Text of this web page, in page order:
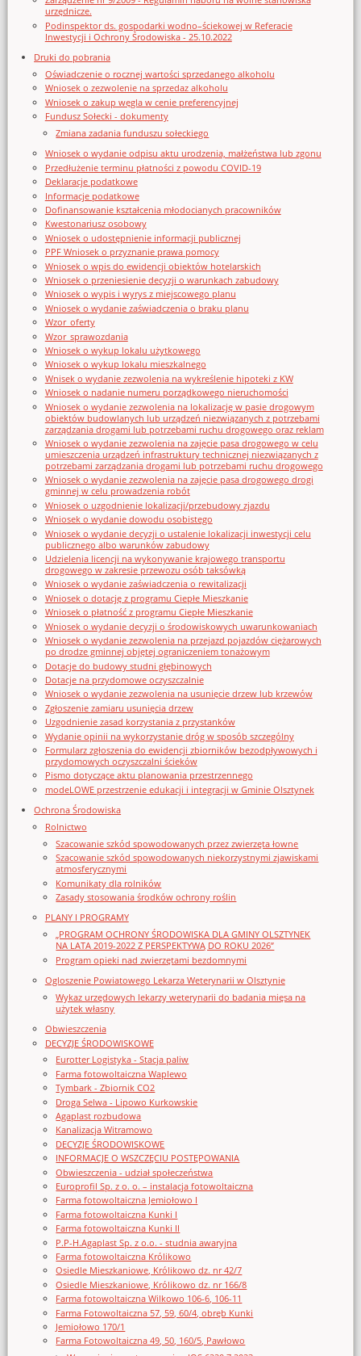
urzędnicze.
Podinspektor ds. gospodarki wodno–ściekowej w Referacie
Inwestycji i Ochrony Środowiska - 25.10.2022
Druki do pobrania
Oświadczenie o rocznej wartości sprzedanego alkoholu
Wniosek o zezwolenie na sprzedaz alkoholu
Wniosek o zakup węgla w cenie preferencyjnej
Fundusz Sołecki - dokumenty
Zmiana zadania funduszu sołeckiego
Wniosek o wydanie odpisu aktu urodzenia, małżeństwa lub zgonu
Przedłużenie terminu płatności z powodu COVID-19
Deklaracje podatkowe
Informacje podatkowe
Dofinansowanie kształcenia młodocianych pracowników
Kwestonariusz osobowy
Wniosek o udostępnienie informacji publicznej
PPF Wniosek o przyznanie prawa pomocy
Wniosek o wpis do ewidencji obiektów hotelarskich
Wniosek o przeniesienie decyzji o warunkach zabudowy
Wniosek o wypis i wyrys z miejscowego planu
Wniosek o wydanie zaświadczenia o braku planu
Wzor_oferty
Wzor_sprawozdania
Wniosek o wykup lokalu użytkowego
Wniosek o wykup lokalu mieszkalnego
Wnisek o wydanie zezwolenia na wykreślenie hipoteki z KW
Wniosek o nadanie numeru porządkowego nieruchomości
Wniosek o wydanie zezwolenia na lokalizację w pasie drogowym
obiektów budowlanych lub urządzeń niezwiązanych z potrzebami
zarządzania drogami lub potrzebami ruchu drogowego oraz reklam
Wniosek o wydanie zezwolenia na zajęcie pasa drogowego w celu
umieszczenia urządzeń infrastruktury technicznej niezwiązanych z
potrzebami zarządzania drogami lub potrzebami ruchu drogowego
Wniosek o wydanie zezwolenia na zajęcie pasa drogowego drogi
gminnej w celu prowadzenia robót
Wniosek o uzgodnienie lokalizacji/przebudowy zjazdu
Wniosek o wydanie dowodu osobistego
Wniosek o wydanie decyzji o ustalenie lokalizacji inwestycji celu
publicznego albo warunków zabudowy
Udzielenia licencji na wykonywanie krajowego transportu
drogowego w zakresie przewozu osób taksówką
Wniosek o wydanie zaświadczenia o rewitalizacji
Wniosek o dotację z programu Ciepłe Mieszkanie
Wniosek o płatność z programu Ciepłe Mieszkanie
Wniosek o wydanie decyzji o środowiskowych uwarunkowaniach
Wniosek o wydanie zezwolenia na przejazd pojazdów ciężarowych
po drodze gminnej objętej ograniczeniem tonażowym
Dotacje do budowy studni głębinowych
Dotacje na przydomowe oczyszczalnie
Wniosek o wydanie zezwolenia na usunięcie drzew lub krzewów
Zgłoszenie zamiaru usunięcia drzew
Uzgodnienie zasad korzystania z przystanków
Wydanie opinii na wykorzystanie dróg w sposób szczególny
Formularz zgłoszenia do ewidencji zbiorników bezodpływowych i
przydomowych oczyszczalni ścieków
Pismo dotyczące aktu planowania przestrzennego
modeLOWE przestrzenie edukacji i integracji w Gminie Olsztynek
Ochrona Środowiska
Rolnictwo
Szacowanie szkód spowodowanych przez zwierzęta łowne
Szacowanie szkód spowodowanych niekorzystnymi zjawiskami
atmosferycznymi
Komunikaty dla rolników
Zasady stosowania środków ochrony roślin
PLANY I PROGRAMY
„PROGRAM OCHRONY ŚRODOWISKA DLA GMINY OLSZTYNEK
NA LATA 2019-2022 Z PERSPEKTYWĄ DO ROKU 2026”
Program opieki nad zwierzętami bezdomnymi
Ogloszenie Powiatowego Lekarza Weterynarii w Olsztynie
Wykaz urzędowych lekarzy weterynarii do badania mięsa na
użytek własny
Obwieszczenia
DECYZJE ŚRODOWISKOWE
Eurotter Logistyka - Stacja paliw
Farma fotowoltaiczna Waplewo
Tymbark - Zbiornik CO2
Droga Selwa - Lipowo Kurkowskie
Agaplast rozbudowa
Kanalizacja Witramowo
DECYZJE ŚRODOWISKOWE
INFORMACJE O WSZCZĘCIU POSTĘPOWANIA
Obwieszczenia - udział społeczeństwa
Europrofil Sp. z o. o. – instalacja fotowoltaiczna
Farma fotowoltaiczna Jemiołowo I
Farma fotowoltaiczna Kunki I
Farma fotowoltaiczna Kunki II
P.P-H.Agaplast Sp. z o.o. - studnia awaryjna
Farma fotowoltaiczna Królikowo
Osiedle Mieszkaniowe, Królikowo dz. nr 42/7
Osiedle Mieszkaniowe, Królikowo dz. nr 166/8
Farma fotowoltaiczna Wilkowo 106-6, 106-11
Farma Fotowoltaiczna 57, 59, 60/4, obręb Kunki
Jemiołowo 170/1
Farma Fotowoltaiczna 49, 50, 160/5, Pawłowo